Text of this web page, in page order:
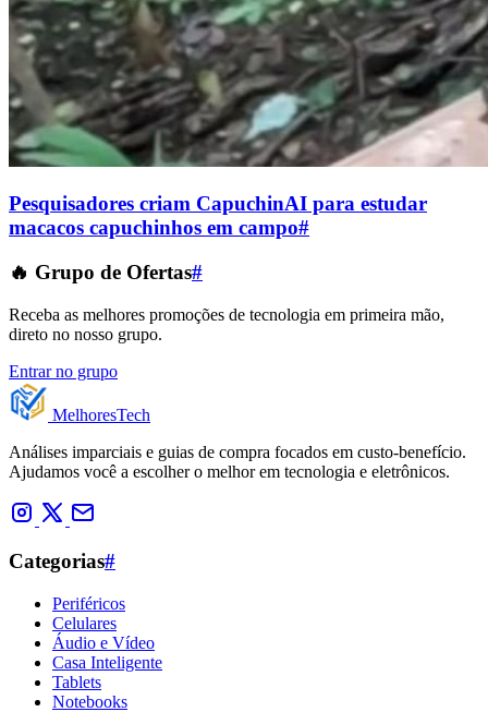
Pesquisadores criam CapuchinAI para estudar
macacos capuchinhos em campo#
🔥 Grupo de Ofertas#
Receba as melhores promoções de tecnologia em primeira mão,
direto no nosso grupo.
Entrar no grupo
MelhoresTech
Análises imparciais e guias de compra focados em custo-benefício.
Ajudamos você a escolher o melhor em tecnologia e eletrônicos.
Categorias#
Periféricos
Celulares
Áudio e Vídeo
Casa Inteligente
Tablets
Notebooks